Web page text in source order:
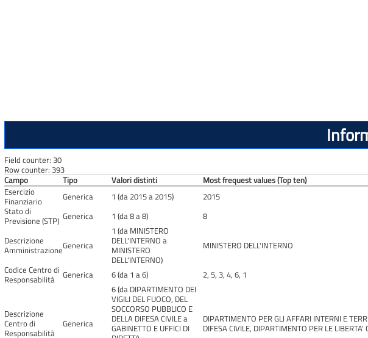
Field counter: 30
Row counter: 393
Campo
Tipo Valori distinti
Most frequest values (Top ten)
Esercizio
Finanziario
Generica 1 (da 2015 a 2015)
2015
Stato di
Previsione (STP) Generica 1 (da 8 a 8)
8
Descrizione
AmministrazioneGenerica
1 (da MINISTERO
DELL'INTERNO a
MINISTERO
DELL'INTERNO)
MINISTERO DELL'INTERNO
Codice Centro di
Responsabilità
Generica 6 (da 1 a 6) 2, 5, 3, 4, 6, 1
Descrizione
Centro di
Responsabilità
Generica
6 (da DIPARTIMENTO DEI
VIGILI DEL FUOCO, DEL
SOCCORSO PUBBLICO E
DELLA DIFESA CIVILE a
GABINETTO E UFFICI DI
DIPARTIMENTO PER GLI AFFARI INTERNI E
DIFESA CIVILE, DIPARTIMENTO PER LE